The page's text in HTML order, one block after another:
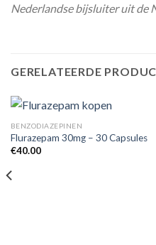
Nederlandse bijsluiter uit de
GERELATEERDE
BENZODIAZEPINEN
Flurazepam 30mg – 30 Capsules
€40.00